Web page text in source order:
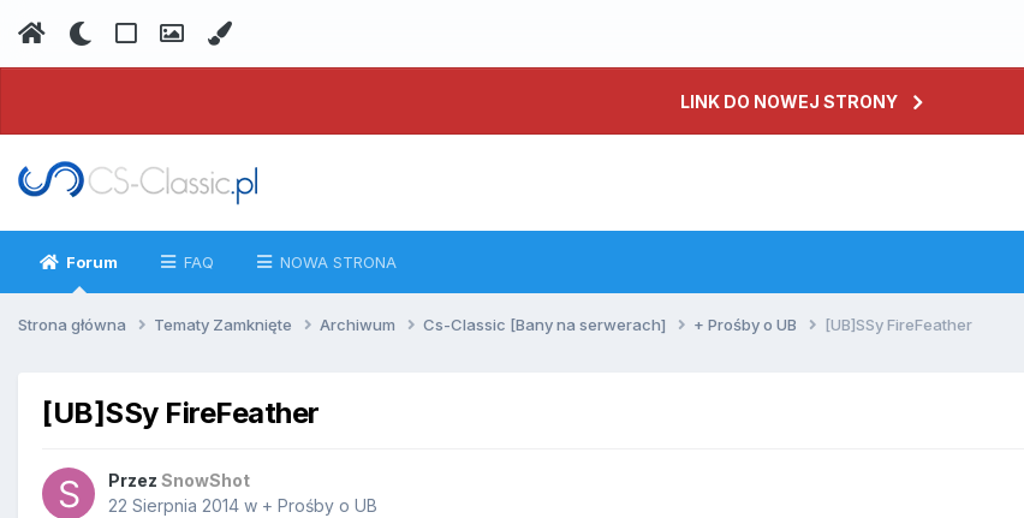
LINK DO NOWEJ STRONY
Forum FAQ NOWA STRONA
Strona główna Tematy Zamknięte Archiwum Cs-Classic [Bany na serwerach] + Prośby o UB [UB]SSy FireFeather
[UB]SSy FireFeather
Przez SnowShot
22 Sierpnia 2014 w + Prośby o UB